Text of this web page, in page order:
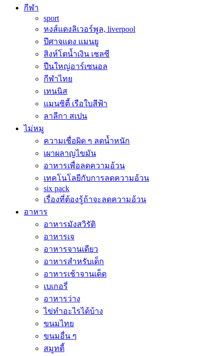
กีฬา
sport
หงส์แดงลิเวอร์พูล, liverpool
ปีศาจแดง แมนยู
สิงห์โตน้ำเงิน เชลซี
ปืนใหญ่อาร์เซนอล
กีฬาไทย
เทนนิส
แมนซิตี้ เรือใบสีฟ้า
ลาลีกา สเปน
ไม่หมู
ความเชื่อผิด ๆ ลดน้ำหนัก
เผาผลาญไขมัน
อาหารเพื่อลดความอ้วน
เทคโนโลยีกับการลดความอ้วน
six pack
เรื่องที่ต้องรู้ถ้าจะลดความอ้วน
อาหาร
อาหารมังสวิรัติ
อาหารเจ
อาหารจานเดียว
อาหารสำหรับเด็ก
อาหารเช้าจานเด็ด
เบเกอรี่
อาหารว่าง
ไข่ทำอะไรได้บ้าง
ขนมไทย
ขนมอื่น ๆ
สมูทตี้